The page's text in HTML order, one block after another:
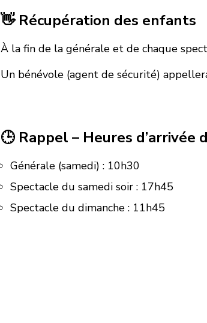
👋 Récupération des enfants
À la fin de la générale et de chaque
Un bénévole (agent de sécurité)
🕒 Rappel – Heures d’arrivée
Générale (samedi) : 10h30
Spectacle du samedi soir : 17h45
Spectacle du dimanche : 11h45